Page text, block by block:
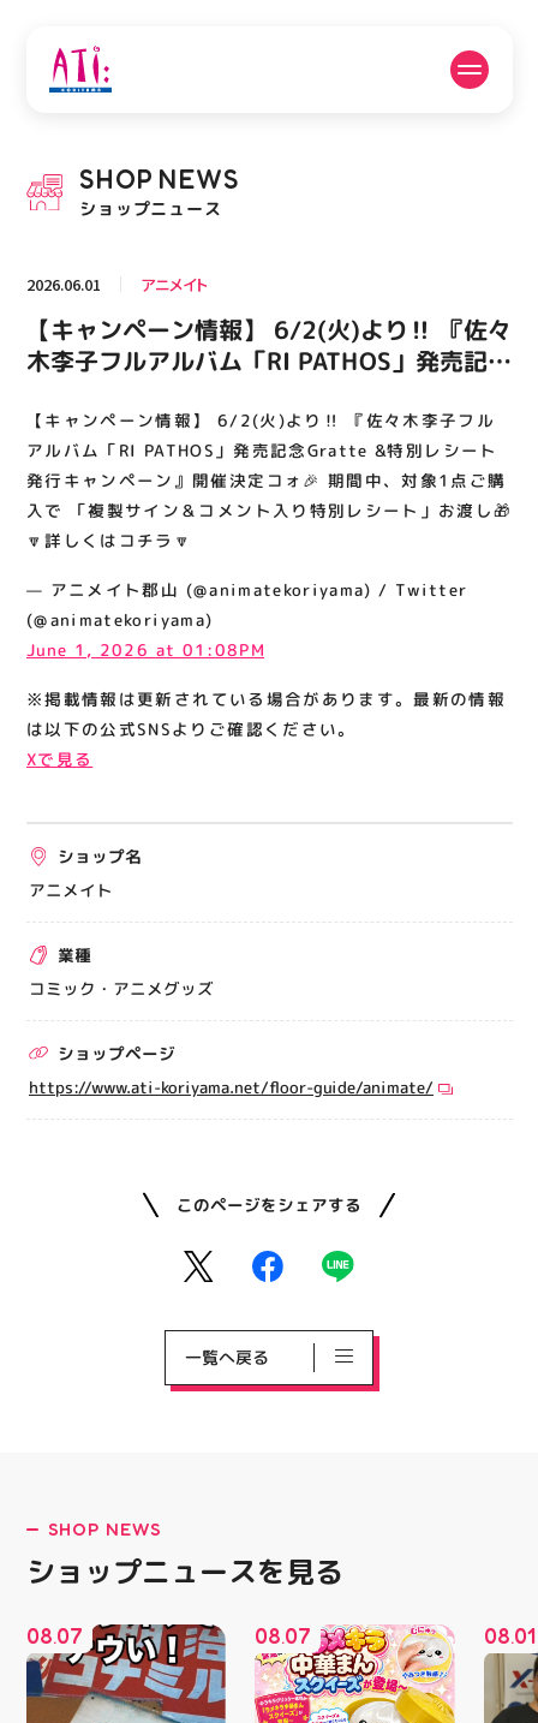
PICK UP NEWS
ピックアップニュース
フロアガイド 営業時間
ACCESS
アクセス・駐車場
RECRUIT
スタッフ募集
関連情報
お知らせ
お問い合わせ
サイトポリシー
運営会社
出店をご検討の方へ
催事出店募集
アティビジョンについて
SHOP NEWS
ショップニュース
2026.06.01 アニメイト
【キャンペーン情報】 6/2(火)より‼️ 『佐々
木李子フルアルバム「RI PATHOS」発売記念
催決定コォ🎉 期間中、対象1点ご購入で 「複
製サイン＆コメント入り特別レシート」お渡
し🎁 🔽詳しくはコチラ🔽
【キャンペーン情報】 6/2(火)より‼️ 『佐々木李子フル
アルバム「RI PATHOS」発売記念Gratte &特別レシート
発行キャンペーン』開催決定コォ🎉 期間中、対象1点ご購
入で 「複製サイン＆コメント入り特別レシート」お渡し🎁
🔽詳しくはコチラ🔽
— アニメイト郡山 (@animatekoriyama) / Twitter
(@animatekoriyama)
June 1, 2026 at 01:08PM
※掲載情報は更新されている場合があります。最新の情報
は以下の公式SNSよりご確認ください。
Xで見る
ショップ名
アニメイト
業種
コミック・アニメグッズ
ショップページ
https://www.ati-koriyama.net/floor-guide/animate/
このページをシェアする
一覧へ戻る
SHOP NEWS
ショップニュースを見る
08.07 08.07 08.01